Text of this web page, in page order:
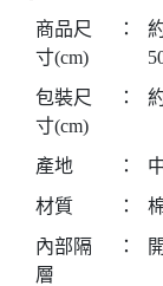
商品尺
寸(cm)
：
包裝尺
寸(cm)
：
產地 ：
材質
：
內部隔
層
：